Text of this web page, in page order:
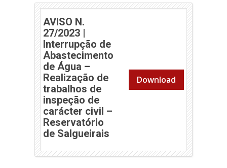
AVISO N.
27/2023 |
Interrupção de
Abastecimento
de Água –
Realização de
trabalhos de
inspeção de
carácter civil –
Reservatório
de Salgueirais (abre em nova janela)
Download